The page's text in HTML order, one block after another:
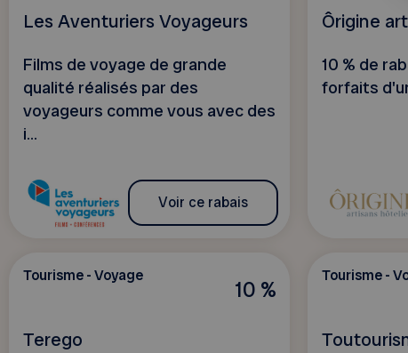
Les Aventuriers Voyageurs
Films de voyage de grande
qualité réalisés par des
voyageurs comme vous avec des
i...
Voir ce rabais
Ôrigine
10 % de
forfaits
10 %
Tourisme - Voyage
Terego
Tourisme -